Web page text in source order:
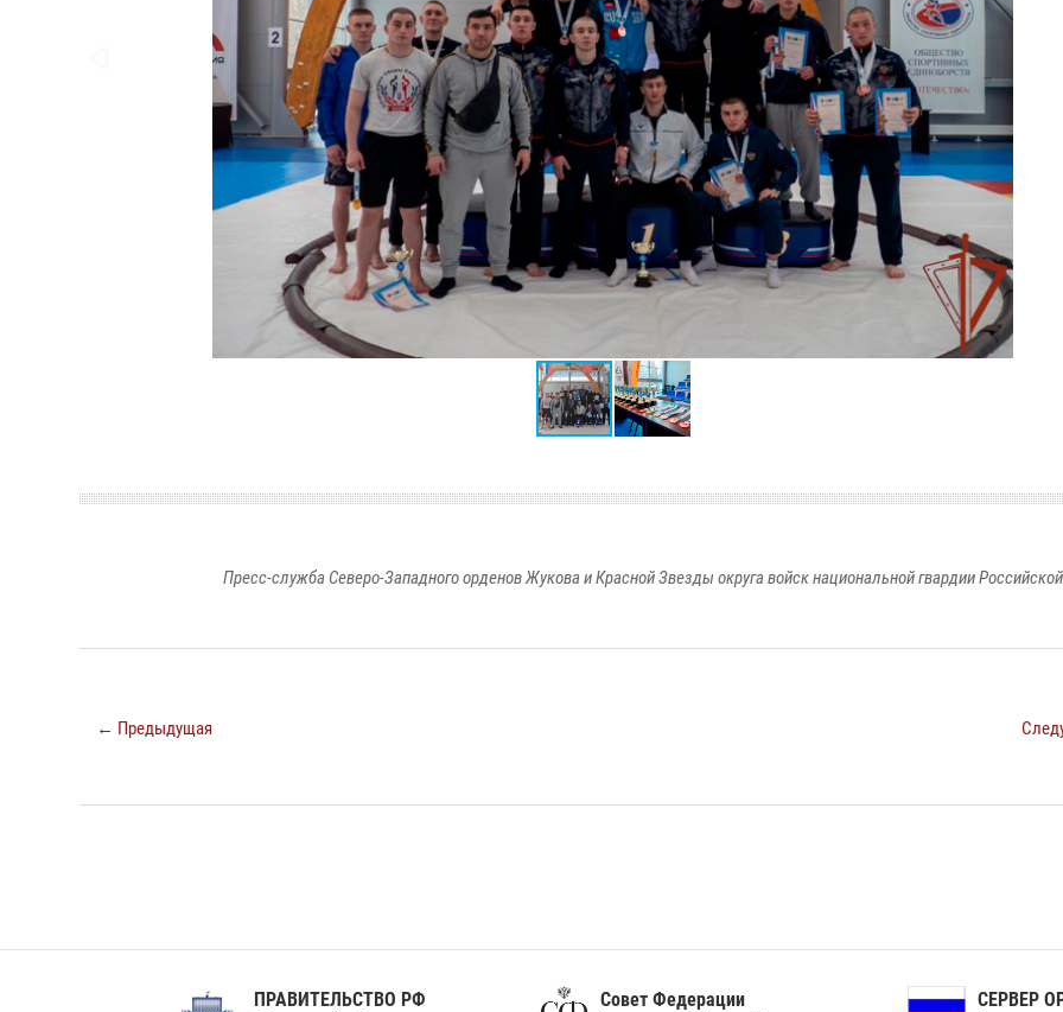
Пресс-служба Северо-Западного орденов Жукова и Красной Звезды округа войск национальной гвардии
← Предыдущая
ПРАВИТЕЛЬСТВО РФ Совет Федерации СЕРВЕР ОРГАНОВ